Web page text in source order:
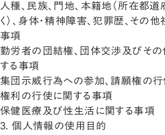
人種、民族、門地、本籍地（所在都
く）、身体・精神障害、犯罪歴、その
事項
勤労者の団結権、団体交渉及びそ
する事項
集団示威行為への参加、請願権の
権利の行使に関する事項
保健医療及び性生活に関する事項
3. 個人情報の使用目的